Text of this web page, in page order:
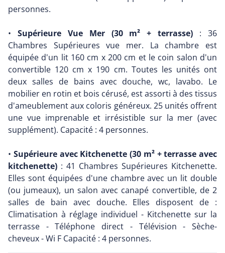
personnes.
• Supérieure Vue Mer (30 m² + terrasse) : 36
Chambres Supérieures vue mer. La chambre est
équipée d'un lit 160 cm x 200 cm et le coin salon d'un
convertible 120 cm x 190 cm. Toutes les unités ont
deux salles de bains avec douche, wc, lavabo. Le
mobilier en rotin et bois cérusé, est assorti à des tissus
d'ameublement aux coloris généreux. 25 unités offrent
une vue imprenable et irrésistible sur la mer (avec
supplément). Capacité : 4 personnes.
• Supérieure avec Kitchenette (30 m² + terrasse avec
kitchenette) : 41 Chambres Supérieures Kitchenette.
Elles sont équipées d'une chambre avec un lit double
(ou jumeaux), un salon avec canapé convertible, de 2
salles de bain avec douche. Elles disposent de :
Climatisation à réglage individuel - Kitchenette sur la
terrasse - Téléphone direct - Télévision - Sèche-
cheveux - Wi F Capacité : 4 personnes.